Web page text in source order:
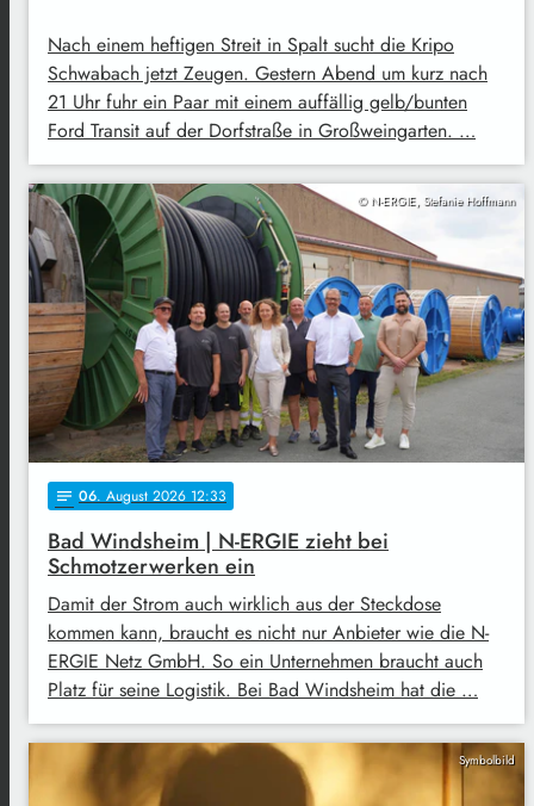
Nach einem heftigen Streit in Spalt sucht die Kripo
Schwabach jetzt Zeugen. Gestern Abend um kurz nach
21 Uhr fuhr ein Paar mit einem auffällig gelb/bunten
Ford Transit auf der Dorfstraße in Großweingarten. …
© N-ERGIE, Stefanie Hoffmann
notes 06. August 2026 12:33
Bad Windsheim | N-ERGIE zieht bei
Schmotzerwerken ein
Damit der Strom auch wirklich aus der Steckdose
kommen kann, braucht es nicht nur Anbieter wie die N-
ERGIE Netz GmbH. So ein Unternehmen braucht auch
Platz für seine Logistik. Bei Bad Windsheim hat die …
Symbolbild